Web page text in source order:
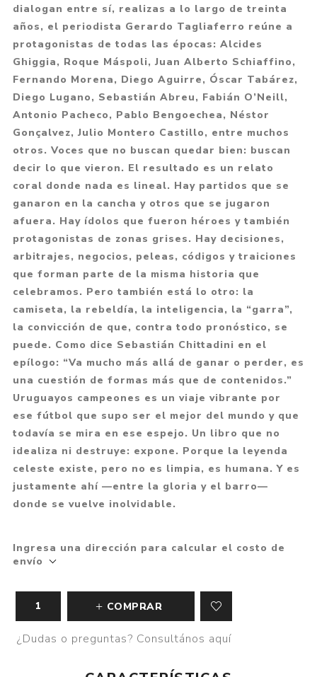
dialogan entre sí, realizas a lo largo de treinta
años, el periodista Gerardo Tagliaferro reúne a
protagonistas de todas las épocas: Alcides
Ghiggia, Roque Máspoli, Juan Alberto Schiaffino,
Fernando Morena, Diego Aguirre, Óscar Tabárez,
Diego Lugano, Sebastián Abreu, Fabián O’Neill,
Antonio Pacheco, Pablo Bengoechea, Néstor
Gonçalvez, Julio Montero Castillo, entre muchos
otros. Voces que no buscan quedar bien: buscan
decir lo que vieron. El resultado es un relato
coral donde nada es lineal. Hay partidos que se
ganaron en la cancha y otros que se jugaron
afuera. Hay ídolos que fueron héroes y también
protagonistas de zonas grises. Hay decisiones,
arbitrajes, negocios, peleas, códigos y traiciones
que forman parte de la misma historia que
celebramos. Pero también está lo otro: la
camiseta, la rebeldía, la inteligencia, la “garra”,
la convicción de que, contra todo pronóstico, se
puede. Como dice Sebastián Chittadini en el
epílogo: “Va mucho más allá de ganar o perder, es
una cuestión de formas más que de contenidos.”
Uruguayos campeones es un viaje vibrante por
ese fútbol que supo ser el mejor del mundo y que
todavía se mira en ese espejo. Un libro que no
idealiza ni destruye: expone. Porque la leyenda
celeste existe, pero no es limpia, es humana. Y es
justamente ahí —entre la gloria y el barro—
donde se vuelve inolvidable.
Ingresa una dirección para calcular el costo de
envío
COMPRAR
¿Dudas o preguntas? Consultános aquí